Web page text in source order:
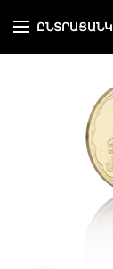
ԸՆՏՐԱՑԱՆԿ